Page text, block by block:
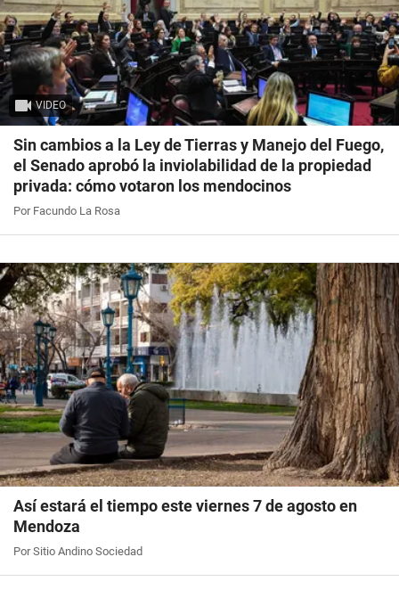
VIDEO
Sin cambios a la Ley de Tierras y Manejo del Fuego,
el Senado aprobó la inviolabilidad de la propiedad
privada: cómo votaron los mendocinos
Por Facundo La Rosa
Así estará el tiempo este viernes 7 de agosto en
Mendoza
Por Sitio Andino Sociedad